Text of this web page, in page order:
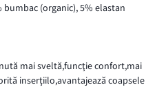
(organic), 5% elastan
mai sveltă,funcţie confort,mai
inserţiilo,avantajează coapsele